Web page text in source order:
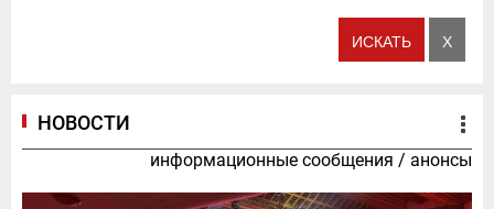
НОВОСТИ
информационные сообщения / анонсы